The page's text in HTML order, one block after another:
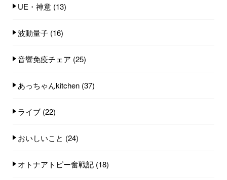
UE・神意 (13)
波動量子 (16)
音響免疫チェア (25)
あっちゃんkitchen (37)
ライブ (22)
おいしいこと (24)
オトナアトピー奮戦記 (18)